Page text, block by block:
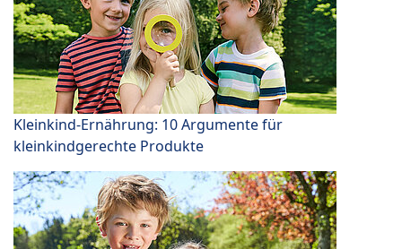
Kleinkind-Ernährung: 10 Argumente für
kleinkindgerechte Produkte